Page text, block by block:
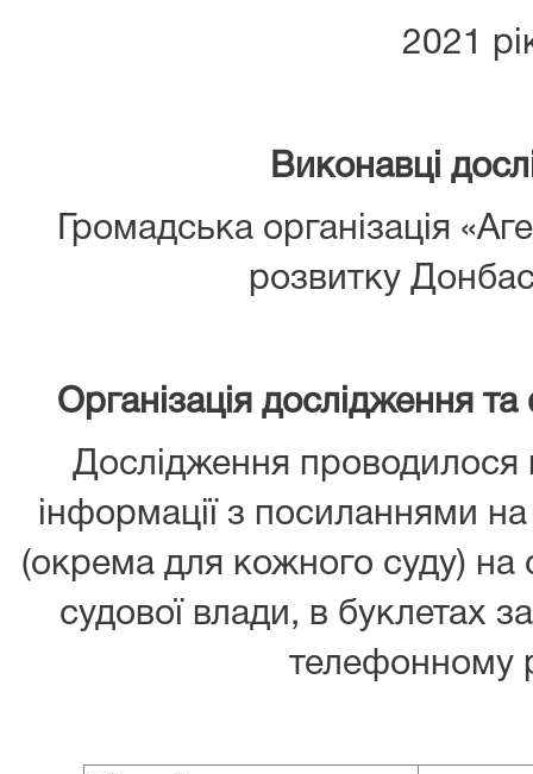
2021
Виконавці
Громадська організація
розвитку
Організація дослідження
Дослідження
інформації з посиланнями
(окрема для кожного суду) на
судової влади, в буклетах
телефонному